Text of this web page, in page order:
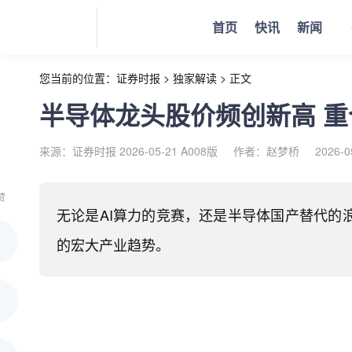
首页 快讯 新闻
您当前的位置： 证券时报 > 独家解读 > 正文
半导体龙头股价频创新高
来源：证券时报 2026-05-21 A008版 作者：赵梦桥 2026-
无论是AI算力的竞赛，还是半导体国产替代
的宏大产业趋势。